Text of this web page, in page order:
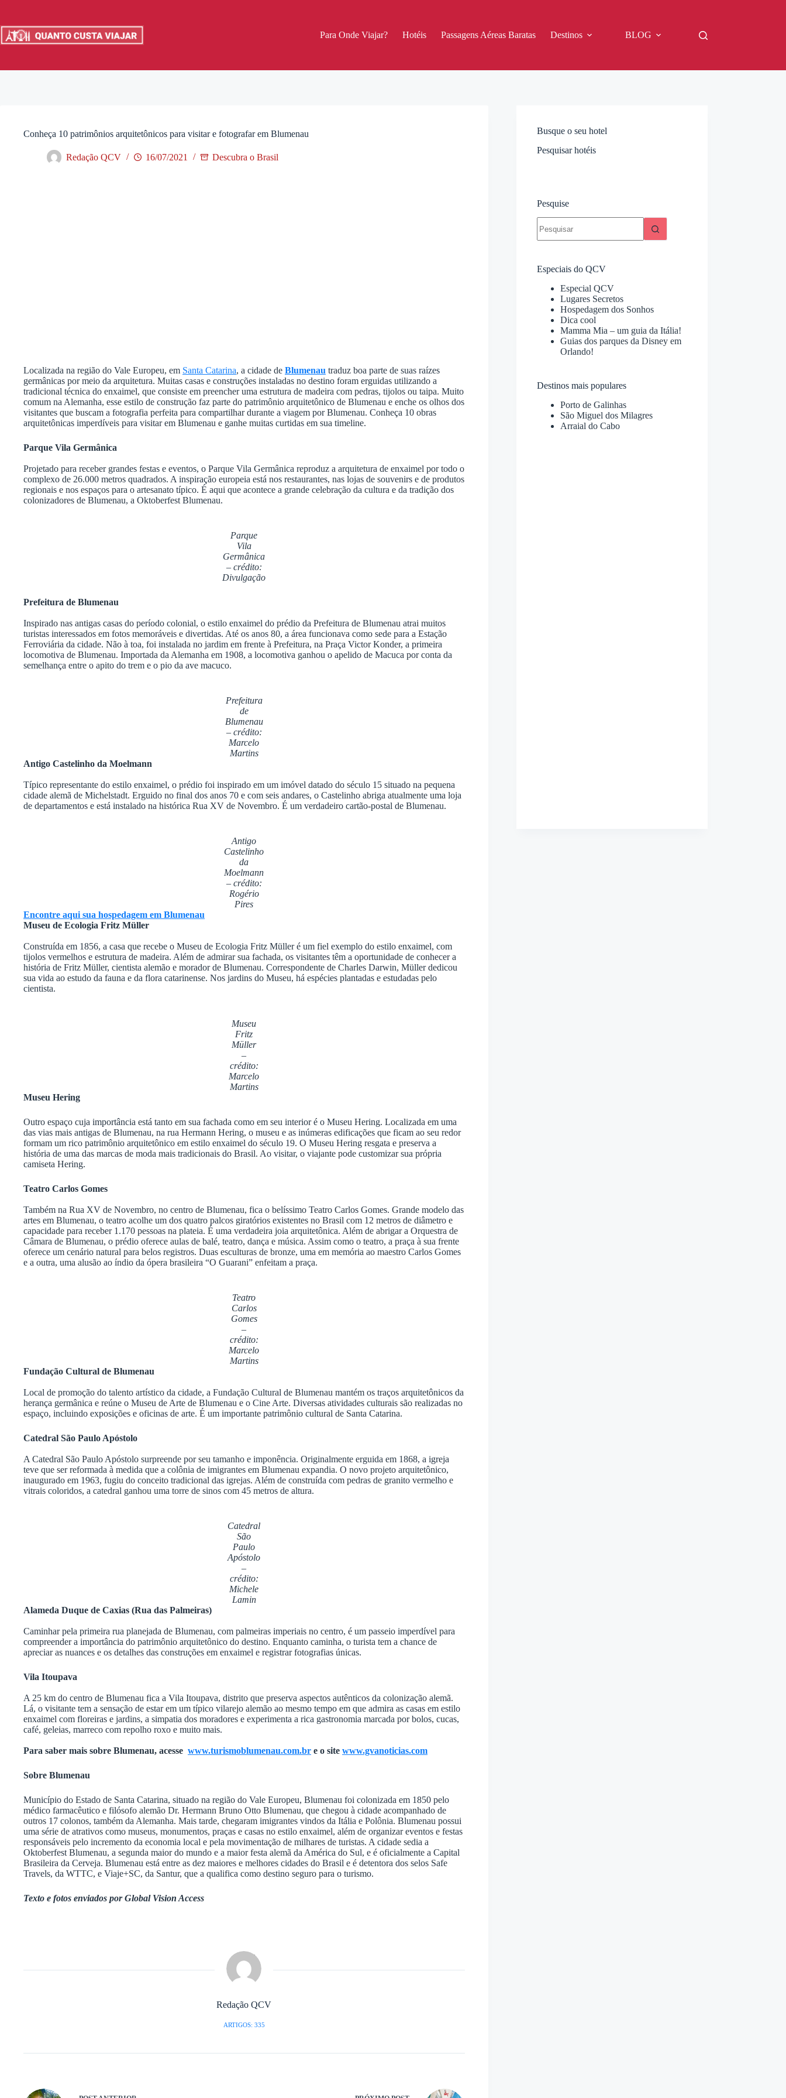
o
conteúdo
Para Onde Viajar? Hotéis Passagens Aéreas Baratas Destinos BLOG
Conheça 10 patrimônios arquitetônicos para visitar e fotografar em Blumenau
Redação QCV 16/07/2021 Descubra o Brasil
Localizada na região do Vale Europeu, em Santa Catarina, a cidade de Blumenau traduz boa parte de suas raízes
germânicas por meio da arquitetura. Muitas casas e construções instaladas no destino foram erguidas utilizando a
tradicional técnica do enxaimel, que consiste em preencher uma estrutura de madeira com pedras, tijolos ou taipa. Muito
comum na Alemanha, esse estilo de construção faz parte do patrimônio arquitetônico de Blumenau e enche os olhos dos
visitantes que buscam a fotografia perfeita para compartilhar durante a viagem por Blumenau. Conheça 10 obras
arquitetônicas imperdíveis para visitar em Blumenau e ganhe muitas curtidas em sua timeline.
Parque Vila Germânica
Projetado para receber grandes festas e eventos, o Parque Vila Germânica reproduz a arquitetura de enxaimel por todo o
complexo de 26.000 metros quadrados. A inspiração europeia está nos restaurantes, nas lojas de souvenirs e de produtos
regionais e nos espaços para o artesanato típico. É aqui que acontece a grande celebração da cultura e da tradição dos
colonizadores de Blumenau, a Oktoberfest Blumenau.
Parque
Vila
Germânica
– crédito:
Divulgação
Prefeitura de Blumenau
Inspirado nas antigas casas do período colonial, o estilo enxaimel do prédio da Prefeitura de Blumenau atrai muitos
turistas interessados em fotos memoráveis e divertidas. Até os anos 80, a área funcionava como sede para a Estação
Ferroviária da cidade. Não à toa, foi instalada no jardim em frente à Prefeitura, na Praça Victor Konder, a primeira
locomotiva de Blumenau. Importada da Alemanha em 1908, a locomotiva ganhou o apelido de Macuca por conta da
semelhança entre o apito do trem e o pio da ave macuco.
Prefeitura
de
Blumenau
– crédito:
Marcelo
Martins
Antigo Castelinho da Moelmann
Típico representante do estilo enxaimel, o prédio foi inspirado em um imóvel datado do século 15 situado na pequena
cidade alemã de Michelstadt. Erguido no final dos anos 70 e com seis andares, o Castelinho abriga atualmente uma loja
de departamentos e está instalado na histórica Rua XV de Novembro. É um verdadeiro cartão-postal de Blumenau.
Antigo
Castelinho
da
Moelmann
– crédito:
Rogério
Pires
Encontre aqui sua hospedagem em Blumenau
Museu de Ecologia Fritz Müller
Construída em 1856, a casa que recebe o Museu de Ecologia Fritz Müller é um fiel exemplo do estilo enxaimel, com
tijolos vermelhos e estrutura de madeira. Além de admirar sua fachada, os visitantes têm a oportunidade de conhecer a
história de Fritz Müller, cientista alemão e morador de Blumenau. Correspondente de Charles Darwin, Müller dedicou
sua vida ao estudo da fauna e da flora catarinense. Nos jardins do Museu, há espécies plantadas e estudadas pelo
cientista.
Museu
Fritz
Müller
–
crédito:
Marcelo
Martins
Museu Hering
Outro espaço cuja importância está tanto em sua fachada como em seu interior é o Museu Hering. Localizada em uma
das vias mais antigas de Blumenau, na rua Hermann Hering, o museu e as inúmeras edificações que ficam ao seu redor
formam um rico patrimônio arquitetônico em estilo enxaimel do século 19. O Museu Hering resgata e preserva a
história de uma das marcas de moda mais tradicionais do Brasil. Ao visitar, o viajante pode customizar sua própria
camiseta Hering.
Teatro Carlos Gomes
Também na Rua XV de Novembro, no centro de Blumenau, fica o belíssimo Teatro Carlos Gomes. Grande modelo das
artes em Blumenau, o teatro acolhe um dos quatro palcos giratórios existentes no Brasil com 12 metros de diâmetro e
capacidade para receber 1.170 pessoas na plateia. É uma verdadeira joia arquitetônica. Além de abrigar a Orquestra de
Câmara de Blumenau, o prédio oferece aulas de balé, teatro, dança e música. Assim como o teatro, a praça à sua frente
oferece um cenário natural para belos registros. Duas esculturas de bronze, uma em memória ao maestro Carlos Gomes
e a outra, uma alusão ao índio da ópera brasileira “O Guarani” enfeitam a praça.
Teatro
Carlos
Gomes
–
crédito:
Marcelo
Martins
Fundação Cultural de Blumenau
Local de promoção do talento artístico da cidade, a Fundação Cultural de Blumenau mantém os traços arquitetônicos da
herança germânica e reúne o Museu de Arte de Blumenau e o Cine Arte. Diversas atividades culturais são realizadas no
espaço, incluindo exposições e oficinas de arte. É um importante patrimônio cultural de Santa Catarina.
Catedral São Paulo Apóstolo
A Catedral São Paulo Apóstolo surpreende por seu tamanho e imponência. Originalmente erguida em 1868, a igreja
teve que ser reformada à medida que a colônia de imigrantes em Blumenau expandia. O novo projeto arquitetônico,
inaugurado em 1963, fugiu do conceito tradicional das igrejas. Além de construída com pedras de granito vermelho e
vitrais coloridos, a catedral ganhou uma torre de sinos com 45 metros de altura.
Catedral
São
Paulo
Apóstolo
–
crédito:
Michele
Lamin
Alameda Duque de Caxias (Rua das Palmeiras)
Caminhar pela primeira rua planejada de Blumenau, com palmeiras imperiais no centro, é um passeio imperdível para
compreender a importância do patrimônio arquitetônico do destino. Enquanto caminha, o turista tem a chance de
apreciar as nuances e os detalhes das construções em enxaimel e registrar fotografias únicas.
Vila Itoupava
A 25 km do centro de Blumenau fica a Vila Itoupava, distrito que preserva aspectos autênticos da colonização alemã.
Lá, o visitante tem a sensação de estar em um típico vilarejo alemão ao mesmo tempo em que admira as casas em estilo
enxaimel com floreiras e jardins, a simpatia dos moradores e experimenta a rica gastronomia marcada por bolos, cucas,
café, geleias, marreco com repolho roxo e muito mais.
Para saber mais sobre Blumenau, acesse www.turismoblumenau.com.br e o site www.gvanoticias.com
Sobre Blumenau
Município do Estado de Santa Catarina, situado na região do Vale Europeu, Blumenau foi colonizada em 1850 pelo
médico farmacêutico e filósofo alemão Dr. Hermann Bruno Otto Blumenau, que chegou à cidade acompanhado de
outros 17 colonos, também da Alemanha. Mais tarde, chegaram imigrantes vindos da Itália e Polônia. Blumenau possui
uma série de atrativos como museus, monumentos, praças e casas no estilo enxaimel, além de organizar eventos e festas
responsáveis pelo incremento da economia local e pela movimentação de milhares de turistas. A cidade sedia a
Oktoberfest Blumenau, a segunda maior do mundo e a maior festa alemã da América do Sul, e é oficialmente a Capital
Brasileira da Cerveja. Blumenau está entre as dez maiores e melhores cidades do Brasil e é detentora dos selos Safe
Travels, da WTTC, e Viaje+SC, da Santur, que a qualifica como destino seguro para o turismo.
Texto e fotos enviados por Global Vision Access
Redação QCV
ARTIGOS: 335
Busque o seu hotel
Pesquisar hotéis
Pesquise
resultados
Especiais do QCV
Especial QCV
Lugares Secretos
Hospedagem dos Sonhos
Dica cool
Mamma Mia – um guia da Itália!
Guias dos parques da Disney em
Orlando!
Destinos mais populares
Porto de Galinhas
São Miguel dos Milagres
Arraial do Cabo